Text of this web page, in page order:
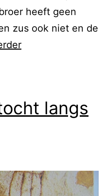
heeft geen
zus ook niet en de
De
1841 langs